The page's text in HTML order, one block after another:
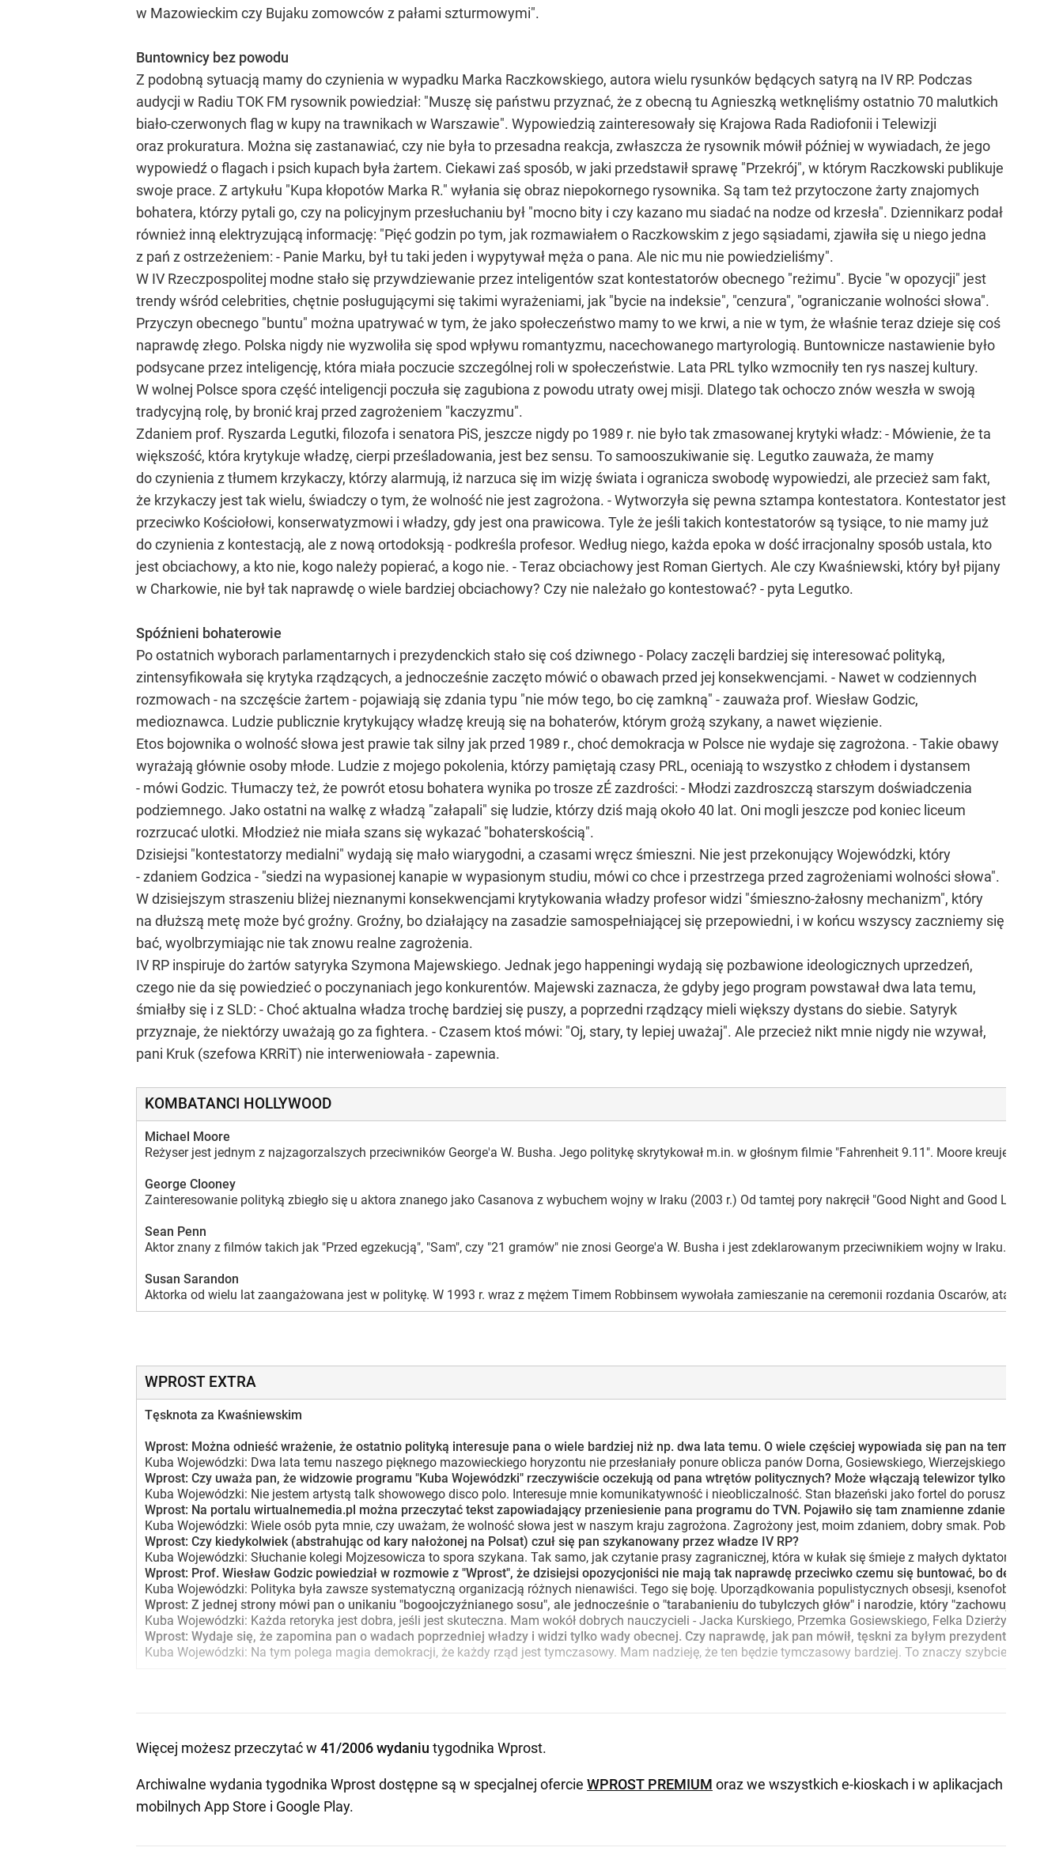
w Mazowieckim czy Bujaku zomowców z pałami szturmowymi".
Buntownicy bez powodu
Z podobną sytuacją mamy do czynienia w wypadku Marka Raczkowskiego, autora wielu rysunków będących satyrą na IV RP. Podczas
audycji w Radiu TOK FM rysownik powiedział: "Muszę się państwu przyznać, że z obecną tu Agnieszką wetknęliśmy ostatnio 70 malutkich
biało-czerwonych flag w kupy na trawnikach w Warszawie". Wypowiedzią zainteresowały się Krajowa Rada Radiofonii i Telewizji
oraz prokuratura. Można się zastanawiać, czy nie była to przesadna reakcja, zwłaszcza że rysownik mówił później w wywiadach, że jego
wypowiedź o flagach i psich kupach była żartem. Ciekawi zaś sposób, w jaki przedstawił sprawę "Przekrój", w którym Raczkowski publikuje
swoje prace. Z artykułu "Kupa kłopotów Marka R." wyłania się obraz niepokornego rysownika. Są tam też przytoczone żarty znajomych
bohatera, którzy pytali go, czy na policyjnym przesłuchaniu był "mocno bity i czy kazano mu siadać na nodze od krzesła". Dziennikarz podał
również inną elektryzującą informację: "Pięć godzin po tym, jak rozmawiałem o Raczkowskim z jego sąsiadami, zjawiła się u niego jedna
z pań z ostrzeżeniem: - Panie Marku, był tu taki jeden i wypytywał męża o pana. Ale nic mu nie powiedzieliśmy".
W IV Rzeczpospolitej modne stało się przywdziewanie przez inteligentów szat kontestatorów obecnego "reżimu". Bycie "w opozycji" jest
trendy wśród celebrities, chętnie posługującymi się takimi wyrażeniami, jak "bycie na indeksie", "cenzura", "ograniczanie wolności słowa".
Przyczyn obecnego "buntu" można upatrywać w tym, że jako społeczeństwo mamy to we krwi, a nie w tym, że właśnie teraz dzieje się coś
naprawdę złego. Polska nigdy nie wyzwoliła się spod wpływu romantyzmu, nacechowanego martyrologią. Buntownicze nastawienie było
podsycane przez inteligencję, która miała poczucie szczególnej roli w społeczeństwie. Lata PRL tylko wzmocniły ten rys naszej kultury.
W wolnej Polsce spora część inteligencji poczuła się zagubiona z powodu utraty owej misji. Dlatego tak ochoczo znów weszła w swoją
tradycyjną rolę, by bronić kraj przed zagrożeniem "kaczyzmu".
Zdaniem prof. Ryszarda Legutki, filozofa i senatora PiS, jeszcze nigdy po 1989 r. nie było tak zmasowanej krytyki władz: - Mówienie, że ta
większość, która krytykuje władzę, cierpi prześladowania, jest bez sensu. To samooszukiwanie się. Legutko zauważa, że mamy
do czynienia z tłumem krzykaczy, którzy alarmują, iż narzuca się im wizję świata i ogranicza swobodę wypowiedzi, ale przecież sam fakt,
że krzykaczy jest tak wielu, świadczy o tym, że wolność nie jest zagrożona. - Wytworzyła się pewna sztampa kontestatora. Kontestator jest
przeciwko Kościołowi, konserwatyzmowi i władzy, gdy jest ona prawicowa. Tyle że jeśli takich kontestatorów są tysiące, to nie mamy już
do czynienia z kontestacją, ale z nową ortodoksją - podkreśla profesor. Według niego, każda epoka w dość irracjonalny sposób ustala, kto
jest obciachowy, a kto nie, kogo należy popierać, a kogo nie. - Teraz obciachowy jest Roman Giertych. Ale czy Kwaśniewski, który był pijany
w Charkowie, nie był tak naprawdę o wiele bardziej obciachowy? Czy nie należało go kontestować? - pyta Legutko.
Spóźnieni bohaterowie
Po ostatnich wyborach parlamentarnych i prezydenckich stało się coś dziwnego - Polacy zaczęli bardziej się interesować polityką,
zintensyfikowała się krytyka rządzących, a jednocześnie zaczęto mówić o obawach przed jej konsekwencjami. - Nawet w codziennych
rozmowach - na szczęście żartem - pojawiają się zdania typu "nie mów tego, bo cię zamkną" - zauważa prof. Wiesław Godzic,
medioznawca. Ludzie publicznie krytykujący władzę kreują się na bohaterów, którym grożą szykany, a nawet więzienie.
Etos bojownika o wolność słowa jest prawie tak silny jak przed 1989 r., choć demokracja w Polsce nie wydaje się zagrożona. - Takie obawy
wyrażają głównie osoby młode. Ludzie z mojego pokolenia, którzy pamiętają czasy PRL, oceniają to wszystko z chłodem i dystansem
- mówi Godzic. Tłumaczy też, że powrót etosu bohatera wynika po trosze zÉ zazdrości: - Młodzi zazdroszczą starszym doświadczenia
podziemnego. Jako ostatni na walkę z władzą "załapali" się ludzie, którzy dziś mają około 40 lat. Oni mogli jeszcze pod koniec liceum
rozrzucać ulotki. Młodzież nie miała szans się wykazać "bohaterskością".
Dzisiejsi "kontestatorzy medialni" wydają się mało wiarygodni, a czasami wręcz śmieszni. Nie jest przekonujący Wojewódzki, który
- zdaniem Godzica - "siedzi na wypasionej kanapie w wypasionym studiu, mówi co chce i przestrzega przed zagrożeniami wolności słowa".
W dzisiejszym straszeniu bliżej nieznanymi konsekwencjami krytykowania władzy profesor widzi "śmieszno-żałosny mechanizm", który
na dłuższą metę może być groźny. Groźny, bo działający na zasadzie samospełniającej się przepowiedni, i w końcu wszyscy zaczniemy się
bać, wyolbrzymiając nie tak znowu realne zagrożenia.
IV RP inspiruje do żartów satyryka Szymona Majewskiego. Jednak jego happeningi wydają się pozbawione ideologicznych uprzedzeń,
czego nie da się powiedzieć o poczynaniach jego konkurentów. Majewski zaznacza, że gdyby jego program powstawał dwa lata temu,
śmiałby się i z SLD: - Choć aktualna władza trochę bardziej się puszy, a poprzedni rządzący mieli większy dystans do siebie. Satyryk
przyznaje, że niektórzy uważają go za fightera. - Czasem ktoś mówi: "Oj, stary, ty lepiej uważaj". Ale przecież nikt mnie nigdy nie wzywał,
pani Kruk (szefowa KRRiT) nie interweniowała - zapewnia.
KOMBATANCI HOLLYWOOD
Michael Moore
Reżyser jest jednym z najzagorzalszych przeciwników George'a W. Busha. Jego politykę skrytykował m.in. w głośnym filmie "Fahrenheit 9.11". Moore kreuje się
George Clooney
Zainteresowanie polityką zbiegło się u aktora znanego jako Casanova z wybuchem wojny w Iraku (2003 r.) Od tamtej pory nakręcił "Good Night and Good Luck"
Sean Penn
Aktor znany z filmów takich jak "Przed egzekucją", "Sam", czy "21 gramów" nie znosi George'a W. Busha i jest zdeklarowanym przeciwnikiem wojny w Iraku. Tuż
Susan Sarandon
Aktorka od wielu lat zaangażowana jest w politykę. W 1993 r. wraz z mężem Timem Robbinsem wywołała zamieszanie na ceremonii rozdania Oscarów, ataując
WPROST EXTRA
Tęsknota za Kwaśniewskim
Wprost: Można odnieść wrażenie, że ostatnio polityką interesuje pana o wiele bardziej niż np. dwa lata temu. O wiele częściej wypowiada się pan na temat
Kuba Wojewódzki: Dwa lata temu naszego pięknego mazowieckiego horyzontu nie przesłaniały ponure oblicza panów Dorna, Gosiewskiego, Wierzejskiego czy
Wprost: Czy uważa pan, że widzowie programu "Kuba Wojewódzki" rzeczywiście oczekują od pana wtrętów politycznych? Może włączają telewizor tylko po to,
Kuba Wojewódzki: Nie jestem artystą talk showowego disco polo. Interesuje mnie komunikatywność i nieobliczalność. Stan błazeński jako fortel do poruszania
Wprost: Na portalu wirtualnemedia.pl można przeczytać tekst zapowiadający przeniesienie pana programu do TVN. Pojawiło się tam znamienne zdanie. Jak
Kuba Wojewódzki: Wiele osób pyta mnie, czy uważam, że wolność słowa jest w naszym kraju zagrożona. Zagrożony jest, moim zdaniem, dobry smak.
Wprost: Czy kiedykolwiek (abstrahując od kary nałożonej na Polsat) czuł się pan szykanowany przez władze IV RP?
Kuba Wojewódzki: Słuchanie kolegi Mojzesowicza to spora szykana. Tak samo, jak czytanie prasy zagranicznej, która w kułak się śmieje z małych dyktatorów,
Wprost: Prof. Wiesław Godzic powiedział w rozmowie z "Wprost", że dzisiejsi opozycjoniści nie mają tak naprawdę przeciwko czemu się buntować, bo
Kuba Wojewódzki: Polityka była zawsze systematyczną organizacją różnych nienawiści. Tego się boję. Uporządkowania populistycznych obsesji, ksenofobii,
Wprost: Z jednej strony mówi pan o unikaniu "bogoojczyźnianego sosu", ale jednocześnie o "tarabanieniu do tubylczych głów" i narodzie, który "zachowuje się,
Kuba Wojewódzki: Każda retoryka jest dobra, jeśli jest skuteczna. Mam wokół dobrych nauczycieli - Jacka Kurskiego, Przemka Gosiewskiego, Felka
Wprost: Wydaje się, że zapomina pan o wadach poprzedniej władzy i widzi tylko wady obecnej. Czy naprawdę, jak pan mówił, tęskni za byłym prezydentem?
Kuba Wojewódzki: Na tym polega magia demokracji, że każdy rząd jest tymczasowy. Mam nadzieję, że ten będzie tymczasowy bardziej. To znaczy szybciej. Bo
Więcej możesz przeczytać w 41/2006 wydaniu tygodnika Wprost.
Archiwalne wydania tygodnika Wprost dostępne są w specjalnej ofercie WPROST PREMIUM oraz we wszystkich e-kioskach i w aplikacjach
mobilnych App Store i Google Play.